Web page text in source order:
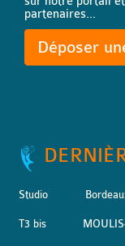
partenaires...
Déposer
Studio
T3 bis